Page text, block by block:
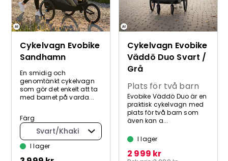
Cykelvagn Evobike
Sandhamn
En smidig och
genomtänkt cykelvagn
som gör det enkelt att ta
med barnet på varda...
Färg
Svart/Khaki
I lager
Cykelvagn Evobike
Väddö Duo Svart /
Grå
Plats för två barn
Evobike Väddö Duo är en
praktisk cykelvagn med
plats för två barn som
även kan a...
I lager
2 999 kr